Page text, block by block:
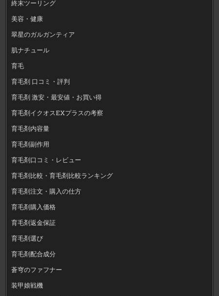
終末ツーリング
美容・健康
翠星のガルガンティア
肌ナチュール
育毛
育毛剤 口コミ・評判
育毛剤 激安・最安値・お買い得
育毛剤イクオスEXプラスの考察
育毛剤内容量
育毛剤副作用
育毛剤口コミ・レビュー
育毛剤比較・育毛剤比較ランキング
育毛剤注文・購入の仕方
育毛剤購入価格
育毛剤返金保証
育毛剤選び
育毛剤配合成分
蒼穹のファフナー
装甲娘戦機